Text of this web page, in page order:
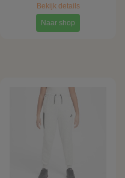
Bekijk details
Naar shop